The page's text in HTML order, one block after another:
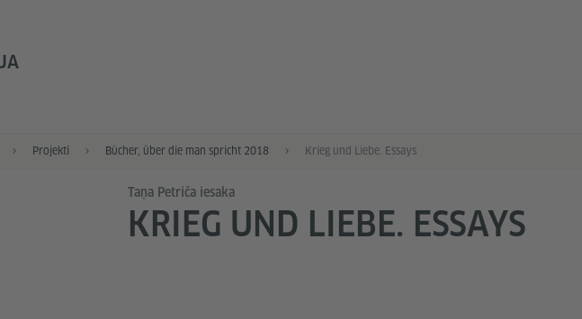
Projekti Bücher, über die man spricht 2018 Krieg und Liebe. Essays
Taņa Petriča iesaka
KRIEG UND LIEBE. ESSAYS